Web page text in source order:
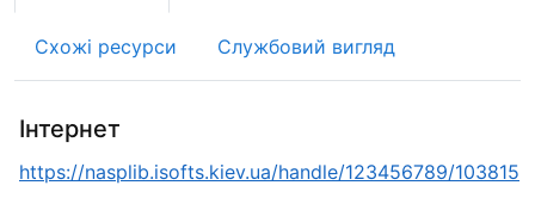
Схожі ресурси Службовий вигляд
Інтернет
https://nasplib.isofts.kiev.ua/handle/123456789/103815